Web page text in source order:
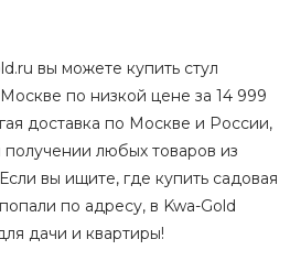
вы можете купить стул
по низкой цене за 14 999
доставка по Москве и России,
получении любых товаров из
вы ищите, где купить садовая
по адресу, в Kwa-Gold
дачи и квартиры!